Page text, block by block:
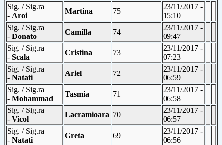
Sig. / Sig.ra
- Aroi
Martina 75
23/11/2017 -
15:10
Sig. / Sig.ra
- Donato
Camilla 74
23/11/2017 -
09:47
Sig. / Sig.ra
- Scala
Cristina 73
23/11/2017 -
07:23
Sig. / Sig.ra
- Natati
Ariel 72
23/11/2017 -
06:59
Sig. / Sig.ra
- Mohammad
Tasmia 71
23/11/2017 -
06:58
Sig. / Sig.ra
- Vicol
Lacramioara 70
23/11/2017 -
06:57
Sig. / Sig.ra
- Natati
Greta 69
23/11/2017 -
06:56